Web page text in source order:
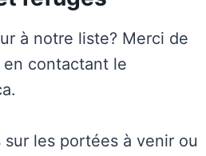
à notre liste? Merci de
contactant le
les portées à venir ou